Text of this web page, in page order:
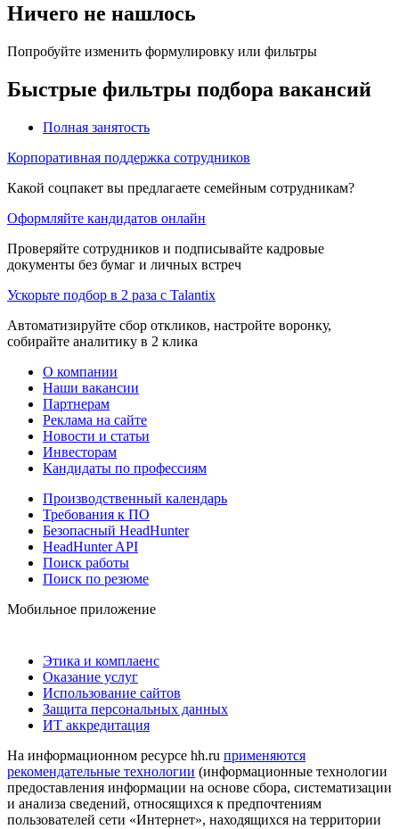
Ничего не нашлось
Попробуйте изменить формулировку или фильтры
Быстрые фильтры подбора вакансий
Полная занятость
Корпоративная поддержка сотрудников
Какой соцпакет вы предлагаете семейным сотрудникам?
Оформляйте кандидатов онлайн
Проверяйте сотрудников и подписывайте кадровые
документы без бумаг и личных встреч
Ускорьте подбор в 2 раза с Talantix
Автоматизируйте сбор откликов, настройте воронку,
собирайте аналитику в 2 клика
О компании
Наши вакансии
Партнерам
Реклама на сайте
Новости и статьи
Инвесторам
Кандидаты по профессиям
Производственный календарь
Требования к ПО
Безопасный HeadHunter
HeadHunter API
Поиск работы
Поиск по резюме
Мобильное приложение
Этика и комплаенс
Оказание услуг
Использование сайтов
Защита персональных данных
ИТ аккредитация
На информационном ресурсе hh.ru применяются
рекомендательные технологии (информационные технологии
предоставления информации на основе сбора, систематизации
и анализа сведений, относящихся к предпочтениям
пользователей сети «Интернет», находящихся на территории